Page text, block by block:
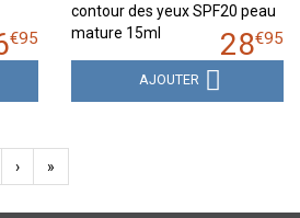
€95
contour des yeux SPF20 peau
mature 15ml
28€95
AJOUTER
› »